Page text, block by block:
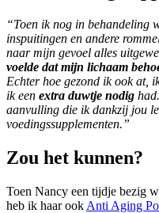
“Toen ik nog in behandeling
inspuitingen en andere
naar mijn gevoel alles
voelde dat mijn lichaam
Echter hoe gezond ik ook at,
ik een extra duwtje nodig
aanvulling die ik dankzij jou
voedingssupplementen.”
Zou het kunnen?
Toen Nancy een tijdje bezig
heb ik haar ook Anti Aging